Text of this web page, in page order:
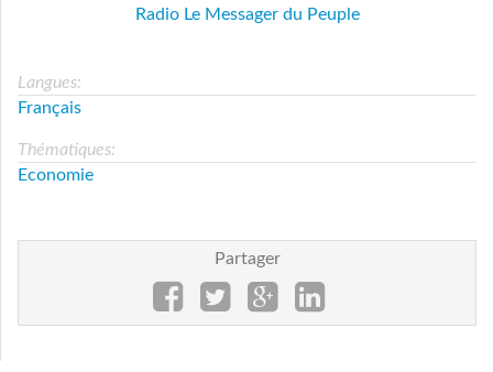
Radio Le Messager du Peuple
Langues:
Français
Thématiques:
Economie
Partager